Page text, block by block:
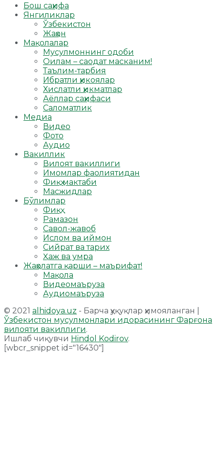
Бош саҳифа
Янгиликлар
Ўзбекистон
Жаҳон
Мақолалар
Мусулмоннинг одоби
Оилам – саодат масканим!
Таълим-тарбия
Ибратли ҳикоялар
Хислатли ҳикматлар
Аёллар саҳифаси
Саломатлик
Медиа
Видео
Фото
Аудио
Вакиллик
Вилоят вакиллиги
Имомлар фаолиятидан
Фиқҳ мактаби
Масжидлар
Бўлимлар
Фиқҳ
Рамазон
Савол-жавоб
Ислом ва иймон
Сийрат ва тарих
Ҳаж ва умра
Жаҳолатга қарши – маърифат!
Мақола
Видеомаъруза
Аудиомаъруза
© 2021 alhidoya.uz - Барча ҳуқуқлар ҳимояланган |
Ўзбекистон мусулмонлари идорасининг Фарғона
вилояти вакиллиги.
Ишлаб чиқувчи Hindol Kodirov.
[wbcr_snippet id="16430"]